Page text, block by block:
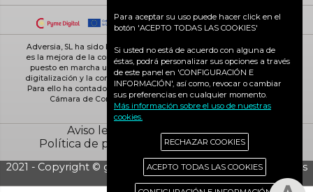
Adversia, SL ha sido beneficiaria de Fondos Europeos, cuyo objetivo
es la mejora de la competitividad de las PYMES, y gracias al cual ha
puesto en marcha un Plan de Acción con el objetivo de reforzar la
digitalización y la competitividad de las pymes durante el año 2025.
Para ello ha contado con el apoyo del Programa Pyme Digital de la
Cámara de Comercio de Ciudad Real. #EuropaSeSiente
Aviso legal
Política de cookies
Política de privacidad
Ciudad Real activa
2021 - Copyright © grupo Adversia S.L. - Todos los derechos
reservados
Para aceptar su uso puede hacer click en el
botón 'ACEPTO TODAS LAS COOKIES'
Si usted no está de acuerdo con alguna de
éstas, podrá personalizar sus opciones a través
de este panel en 'CONFIGURACIÓN E
INFORMACIÓN', así como, revocar o cambiar
sus preferencias en cualquier momento.
Más información sobre el uso de nuestras
cookies.
RECHAZAR COOKIES
ACEPTO TODAS LAS COOKIES